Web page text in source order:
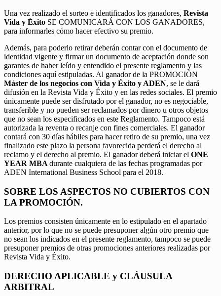
Una vez realizado el sorteo e identificados los ganadores, Revista
Vida y Éxito SE COMUNICARÁ CON LOS GANADORES,
para informarles cómo hacer efectivo su premio.
Además, para poderlo retirar deberán contar con el documento de
identidad vigente y firmar un documento de aceptación donde son
garantes de haber leído y entendido el presente reglamento y las
condiciones aquí estipuladas. Al ganador de la PROMOCIÓN
Máster de los negocios con Vida y Éxito y ADEN, se le dará
difusión en la Revista Vida y Éxito y en las redes sociales. El premio
únicamente puede ser disfrutado por el ganador, no es negociable,
transferible y no pueden ser reclamados por dinero u otros objetos
que no sean los especificados en este Reglamento. Tampoco está
autorizada la reventa o recanje con fines comerciales. El ganador
contará con 30 días hábiles para hacer retiro de su premio, una vez
finalizado este plazo la persona favorecida perderá el derecho al
reclamo y el derecho al premio. El ganador deberá iniciar el ONE
YEAR MBA durante cualquiera de las fechas programadas por
ADEN International Business School para el 2018.
SOBRE LOS ASPECTOS NO CUBIERTOS CON
LA PROMOCIÓN.
Los premios consisten únicamente en lo estipulado en el apartado
anterior, por lo que no se puede presuponer algún otro premio que
no sean los indicados en el presente reglamento, tampoco se puede
presuponer premios de otras promociones anteriores realizadas por
Revista Vida y Éxito.
DERECHO APLICABLE y CLÁUSULA
ARBITRAL